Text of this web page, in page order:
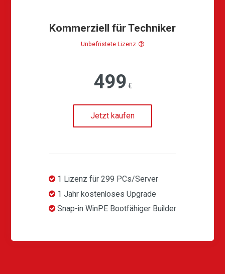
Kommerziell für Techniker
Unbefristete Lizenz
499 €
Jetzt kaufen
1 Lizenz für 299 PCs/Server
1 Jahr kostenloses Upgrade
Snap-in WinPE Bootfähiger Builder